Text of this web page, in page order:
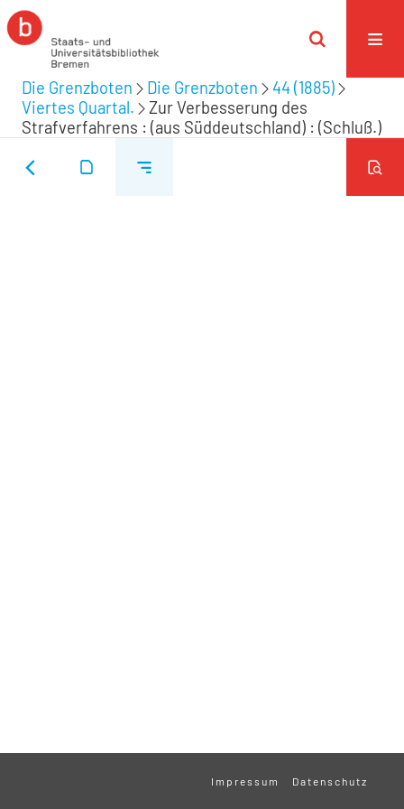
Die Grenzboten Die Grenzboten
44 (1885)
Viertes Quartal.
Zur Verbesserung des
Strafverfahrens : (aus Süddeutschland) : (Schluß.)
Impressum Datenschutz